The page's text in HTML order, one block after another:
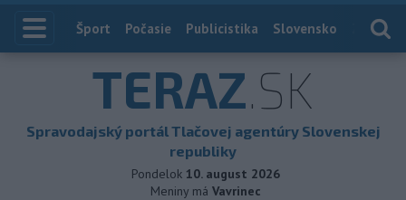
Index
Šport Počasie Publicistika Slovensko
TERAZ.SK
Spravodajský portál Tlačovej agentúry Slovenskej
republiky
Pondelok 10. august 2026
Meniny má Vavrinec